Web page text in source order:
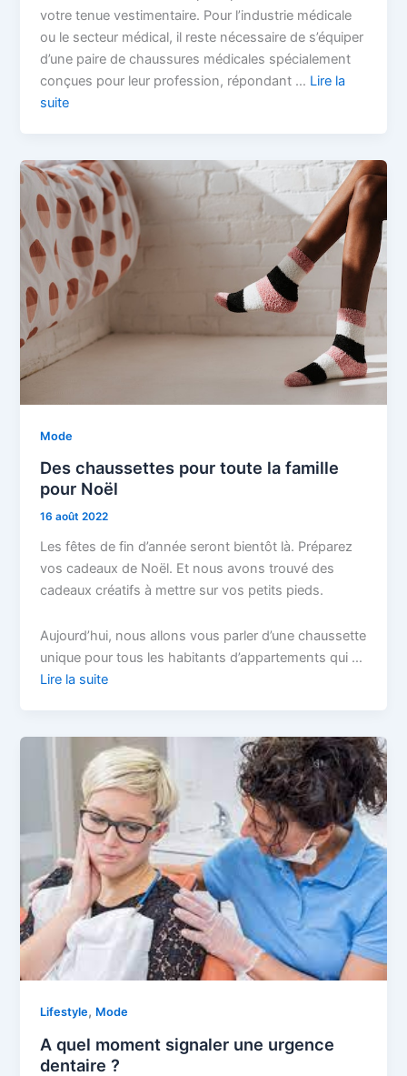
votre tenue vestimentaire. Pour l’industrie médicale
ou le secteur médical, il reste nécessaire de s’équiper
d’une paire de chaussures médicales spécialement
conçues pour leur profession, répondant … Lire la
suite
Mode
Des chaussettes pour toute la famille
pour Noël
16 août 2022
Les fêtes de fin d’année seront bientôt là. Préparez
vos cadeaux de Noël. Et nous avons trouvé des
cadeaux créatifs à mettre sur vos petits pieds.
Aujourd’hui, nous allons vous parler d’une chaussette
unique pour tous les habitants d’appartements qui …
Lire la suite
Lifestyle, Mode
A quel moment signaler une urgence
dentaire ?